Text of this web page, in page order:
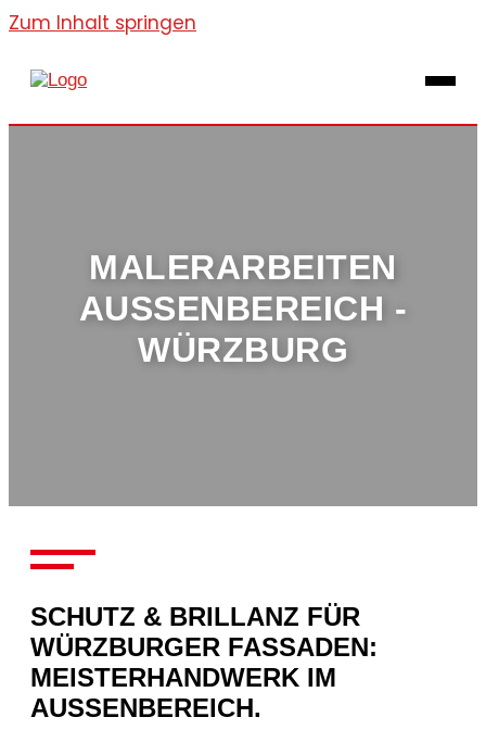
Zum Inhalt springen
MALERARBEITEN
AUSSENBEREICH - W
ÜRZBURG
SCHUTZ & BRILLANZ FÜR
WÜRZBURGER FASSADEN:
MEISTERHANDWERK IM
AUSSENBEREICH.